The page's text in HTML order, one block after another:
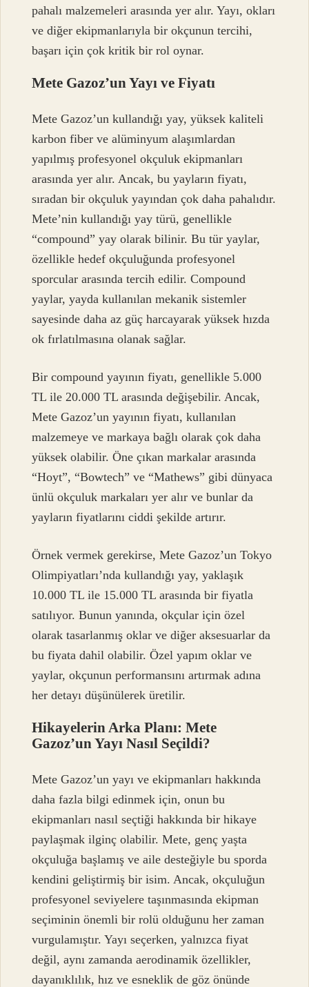
pahalı malzemeleri arasında yer alır. Yayı, okları
ve diğer ekipmanlarıyla bir okçunun tercihi,
başarı için çok kritik bir rol oynar.
Mete Gazoz’un Yayı ve Fiyatı
Mete Gazoz’un kullandığı yay, yüksek kaliteli
karbon fiber ve alüminyum alaşımlardan
yapılmış profesyonel okçuluk ekipmanları
arasında yer alır. Ancak, bu yayların fiyatı,
sıradan bir okçuluk yayından çok daha pahalıdır.
Mete’nin kullandığı yay türü, genellikle
“compound” yay olarak bilinir. Bu tür yaylar,
özellikle hedef okçuluğunda profesyonel
sporcular arasında tercih edilir. Compound
yaylar, yayda kullanılan mekanik sistemler
sayesinde daha az güç harcayarak yüksek hızda
ok fırlatılmasına olanak sağlar.
Bir compound yayının fiyatı, genellikle 5.000
TL ile 20.000 TL arasında değişebilir. Ancak,
Mete Gazoz’un yayının fiyatı, kullanılan
malzemeye ve markaya bağlı olarak çok daha
yüksek olabilir. Öne çıkan markalar arasında
“Hoyt”, “Bowtech” ve “Mathews” gibi dünyaca
ünlü okçuluk markaları yer alır ve bunlar da
yayların fiyatlarını ciddi şekilde artırır.
Örnek vermek gerekirse, Mete Gazoz’un Tokyo
Olimpiyatları’nda kullandığı yay, yaklaşık
10.000 TL ile 15.000 TL arasında bir fiyatla
satılıyor. Bunun yanında, okçular için özel
olarak tasarlanmış oklar ve diğer aksesuarlar da
bu fiyata dahil olabilir. Özel yapım oklar ve
yaylar, okçunun performansını artırmak adına
her detayı düşünülerek üretilir.
Hikayelerin Arka Planı: Mete
Gazoz’un Yayı Nasıl Seçildi?
Mete Gazoz’un yayı ve ekipmanları hakkında
daha fazla bilgi edinmek için, onun bu
ekipmanları nasıl seçtiği hakkında bir hikaye
paylaşmak ilginç olabilir. Mete, genç yaşta
okçuluğa başlamış ve aile desteğiyle bu sporda
kendini geliştirmiş bir isim. Ancak, okçuluğun
profesyonel seviyelere taşınmasında ekipman
seçiminin önemli bir rolü olduğunu her zaman
vurgulamıştır. Yayı seçerken, yalnızca fiyat
değil, aynı zamanda aerodinamik özellikler,
dayanıklılık, hız ve esneklik de göz önünde